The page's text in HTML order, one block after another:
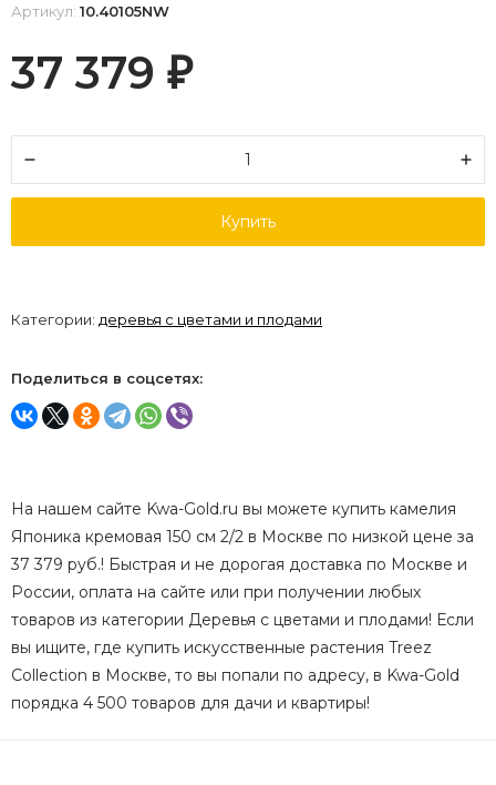
Артикул: 10.40105NW
37 379 ₽
Купить
Категории: деревья с цветами и плодами
Поделиться в соцсетях:
На нашем сайте Kwa-Gold.ru вы можете купить камелия
Японика кремовая 150 см 2/2 в Москве по низкой цене за
37 379 руб.! Быстрая и не дорогая доставка по Москве и
России, оплата на сайте или при получении любых
товаров из категории Деревья с цветами и плодами! Если
вы ищите, где купить искусственные растения Treez
Collection в Москве, то вы попали по адресу, в Kwa-Gold
порядка 4 500 товаров для дачи и квартиры!